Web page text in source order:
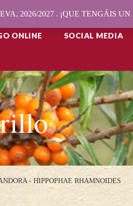
ONLINE SOCIAL MEDIA
- HIPPOPHAE RHAMNOIDES
2026/2027 . ¡QUE TENGÁIS